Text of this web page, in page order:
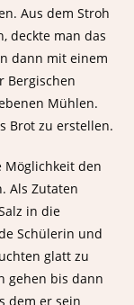
Aus dem Stroh
deckte man das
dann mit einem
Bergischen
Mühlen.
Brot zu erstellen.
Möglichkeit den
Als Zutaten
in die
Schülerin und
glatt zu
gehen bis dann
dem er sein